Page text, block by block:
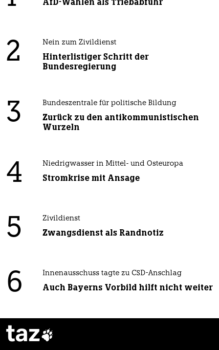
2 Nein zum Zivildienst
Hinterlistiger Schritt der
Bundesregierung
3 Bundeszentrale für politische Bildung
Zurück zu den antikommunistischen
Wurzeln
4 Niedrigwasser in Mittel- und Osteuropa
Stromkrise mit Ansage
5 Zivildienst
Zwangsdienst als Randnotiz
6 Innenausschuss tagte zu CSD-Anschlag
Auch Bayerns Vorbild hilft nicht weiter
taz